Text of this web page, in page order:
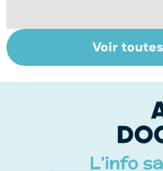
Alimentation :
nos assiettes
Voir